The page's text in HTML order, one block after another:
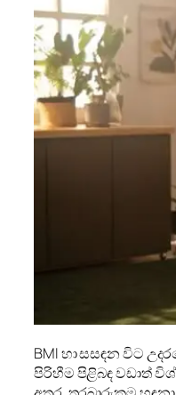
BMI හා සසඳන විට
පිරිහීම පිළිබඳ වඩාත්